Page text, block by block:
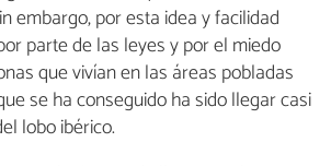
embargo, por esta idea y facilidad
parte de las leyes y por el miedo
que vivían en las áreas pobladas
se ha conseguido ha sido llegar casi
lobo ibérico.